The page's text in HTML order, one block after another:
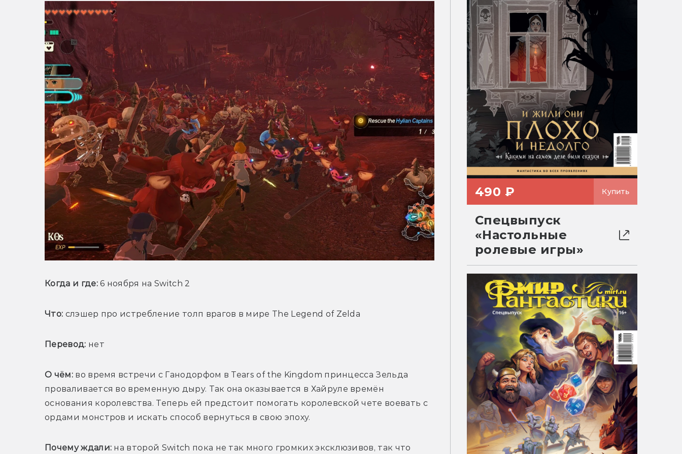
Когда и где: 6 ноября на Switch 2
Что: слэшер про истребление толп врагов в мире The Legend of Zelda
Перевод: нет
О чём: во время встречи с Ганодорфом в Tears of the Kingdom принцесса Зельда
проваливается во временную дыру. Так она оказывается в Хайруле времён
основания королевства. Теперь ей предстоит помогать королевской чете воевать с
ордами монстров и искать способ вернуться в свою эпоху.
Почему ждали: на второй Switch пока не так много громких эксклюзивов, так что
490 ₽ Купить
Спецвыпуск
«Настольные
ролевые игры»